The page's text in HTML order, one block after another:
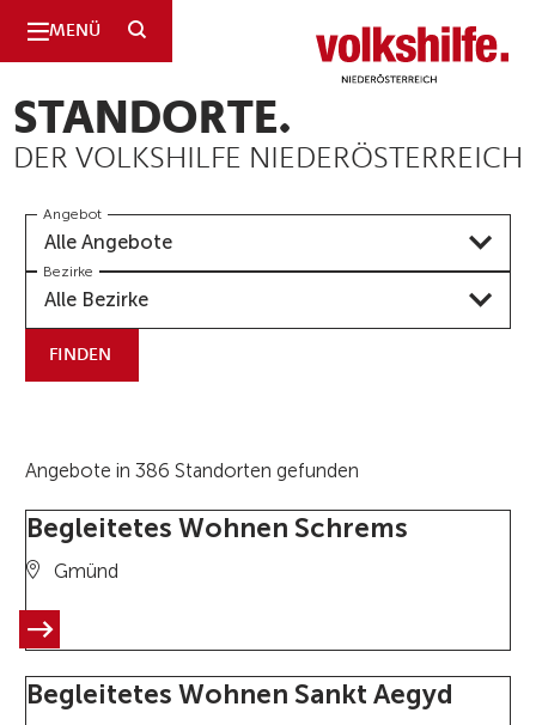
MENÜ SUCHE Niederösterreich
STANDORTE.
DER VOLKSHILFE NIEDERÖSTERREICH
Angebot
Alle Angebote
Bezirke
Alle Bezirke
FINDEN
Angebote in 386 Standorten gefunden
Begleitetes Wohnen Schrems
Gmünd
Begleitetes Wohnen Sankt Aegyd